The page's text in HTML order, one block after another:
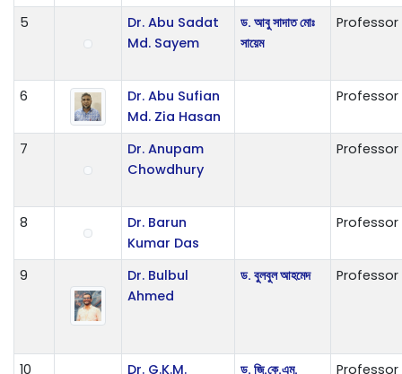
5
Dr. Abu Sadat
Md. Sayem
ড. আবু সাদাত মোঃ
সায়েম
Professor
6
Dr. Abu Sufian
Md. Zia Hasan
Professor
7
Dr. Anupam
Chowdhury
Professor
8
Dr. Barun
Kumar Das
Professor
9
Dr. Bulbul
Ahmed
ড. বুলবুল আহমেদ Professor
10
Dr. G.K.M.
ড. জি.কে.এম.
Professor